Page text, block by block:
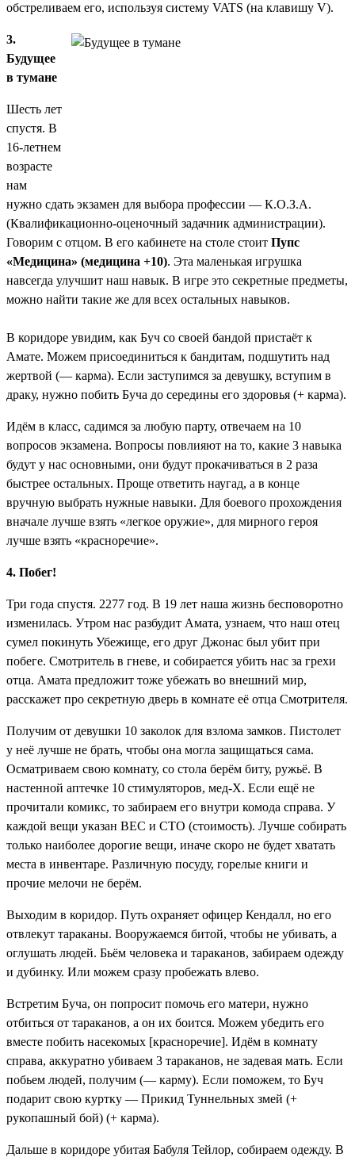
обстреливаем его, используя систему VATS (на клавишу V).
3.
Будущее
в тумане
Шесть лет
спустя. В
16-летнем
возрасте
нам
нужно сдать экзамен для выбора профессии — К.О.З.А.
(Квалификационно-оценочный задачник администрации).
Говорим с отцом. В его кабинете на столе стоит Пупс
«Медицина» (медицина +10). Эта маленькая игрушка
навсегда улучшит наш навык. В игре это секретные предметы,
можно найти такие же для всех остальных навыков.
В коридоре увидим, как Буч со своей бандой пристаёт к
Амате. Можем присоединиться к бандитам, подшутить над
жертвой (— карма). Если заступимся за девушку, вступим в
драку, нужно побить Буча до середины его здоровья (+ карма).
Идём в класс, садимся за любую парту, отвечаем на 10
вопросов экзамена. Вопросы повлияют на то, какие 3 навыка
будут у нас основными, они будут прокачиваться в 2 раза
быстрее остальных. Проще ответить наугад, а в конце
вручную выбрать нужные навыки. Для боевого прохождения
вначале лучше взять «легкое оружие», для мирного героя
лучше взять «красноречие».
4. Побег!
Три года спустя. 2277 год. В 19 лет наша жизнь бесповоротно
изменилась. Утром нас разбудит Амата, узнаем, что наш отец
сумел покинуть Убежище, его друг Джонас был убит при
побеге. Смотритель в гневе, и собирается убить нас за грехи
отца. Амата предложит тоже убежать во внешний мир,
расскажет про секретную дверь в комнате её отца Смотрителя.
Получим от девушки 10 заколок для взлома замков. Пистолет
у неё лучше не брать, чтобы она могла защищаться сама.
Осматриваем свою комнату, со стола берём биту, ружьё. В
настенной аптечке 10 стимуляторов, мед-Х. Если ещё не
прочитали комикс, то забираем его внутри комода справа. У
каждой вещи указан ВЕС и СТО (стоимость). Лучше собирать
только наиболее дорогие вещи, иначе скоро не будет хватать
места в инвентаре. Различную посуду, горелые книги и
прочие мелочи не берём.
Выходим в коридор. Путь охраняет офицер Кендалл, но его
отвлекут тараканы. Вооружаемся битой, чтобы не убивать, а
оглушать людей. Бьём человека и тараканов, забираем одежду
и дубинку. Или можем сразу пробежать влево.
Встретим Буча, он попросит помочь его матери, нужно
отбиться от тараканов, а он их боится. Можем убедить его
вместе побить насекомых [красноречие]. Идём в комнату
справа, аккуратно убиваем 3 тараканов, не задевая мать. Если
побьем людей, получим (— карму). Если поможем, то Буч
подарит свою куртку — Прикид Туннельных змей (+
рукопашный бой) (+ карма).
Дальше в коридоре убитая Бабуля Тейлор, собираем одежду. В